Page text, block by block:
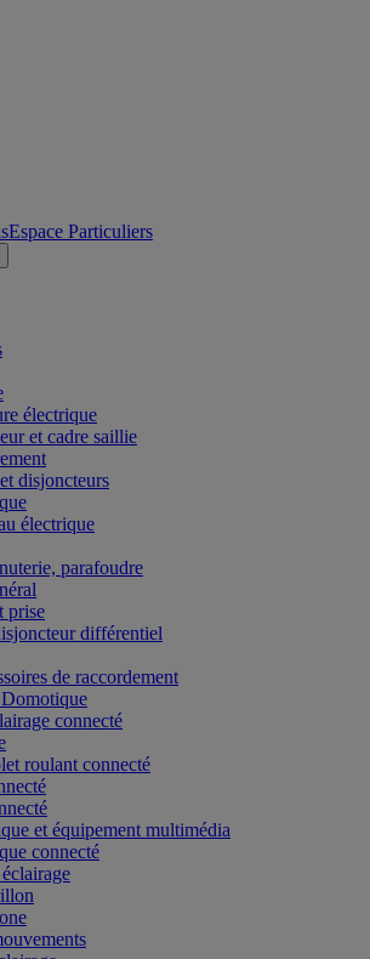
Espace Particuliers
électrique
et cadre saillie
disjoncteurs
électrique
parafoudre
prise
différentiel
de raccordement
connecté
roulant connecté
et équipement multimédia
connecté